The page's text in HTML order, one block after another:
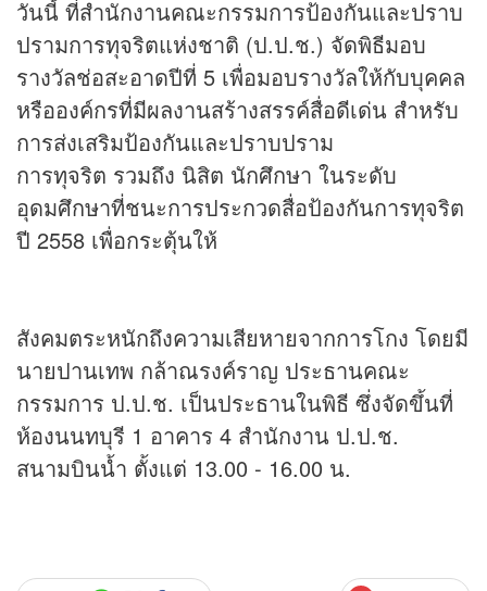
วันนี้ ที่สำนักงานคณะกรรมการป้องกันและปราบ
ปรามการทุจริตแห่งชาติ (ป.ป.ช.) จัดพิธีมอบ
รางวัลช่อสะอาดปีที่ 5 เพื่อมอบรางวัลให้กับบุคคล
หรือองค์กรที่มีผลงานสร้างสรรค์สื่อดีเด่น สำหรับ
การส่งเสริมป้องกันและปราบปราม
การทุจริต รวมถึง นิสิต นักศึกษา ในระดับ
อุดมศึกษาที่ชนะการประกวดสื่อป้องกันการทุจริต
ปี 2558 เพื่อกระตุ้นให้
สังคมตระหนักถึงความเสียหายจากการโกง โดยมี
นายปานเทพ กล้าณรงค์ราญ ประธานคณะ
กรรมการ ป.ป.ช. เป็นประธานในพิธี ซึ่งจัดขึ้นที่
ห้องนนทบุรี 1 อาคาร 4 สำนักงาน ป.ป.ช.
สนามบินน้ำ ตั้งแต่ 13.00 - 16.00 น.